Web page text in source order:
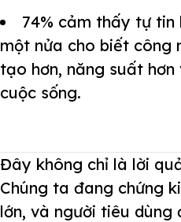
74% cảm thấy tự tin
một nửa cho biết công
tạo hơn, năng suất
cuộc sống.
Đây không chỉ là lời
Chúng ta đang chứng
lớn, và người tiêu